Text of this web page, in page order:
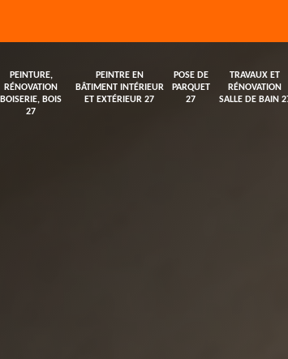
PEINTURE,
RÉNOVATION
BOISERIE, BOIS
27
PEINTRE EN
BÂTIMENT INTÉRIEUR
ET EXTÉRIEUR 27
POSE DE
PARQUET
27
TRAVAUX ET
RÉNOVATION
SALLE DE BAIN